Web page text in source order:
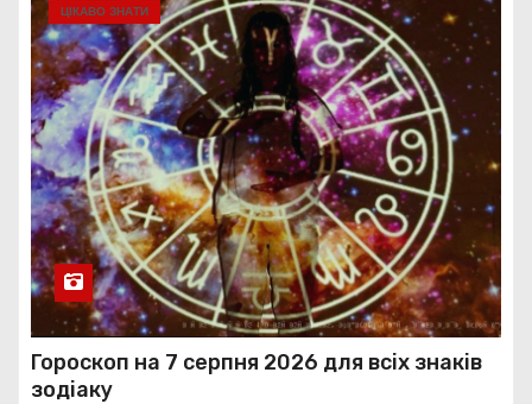
ЦІКАВО ЗНАТИ
Гороскоп на 7 серпня 2026 для всіх знаків
зодіаку